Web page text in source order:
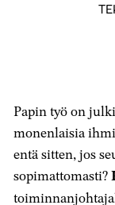
Papin työ on
monenlaisia
entä sitten, jos
sopimattomasti?